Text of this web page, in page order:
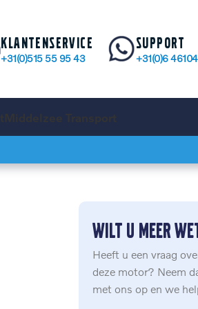
Klantenservice
+31(0)515 55 95 43
Support
+31(0)6
Wilt u meer
Heeft u een vraag
deze motor? Neem
met ons op en we